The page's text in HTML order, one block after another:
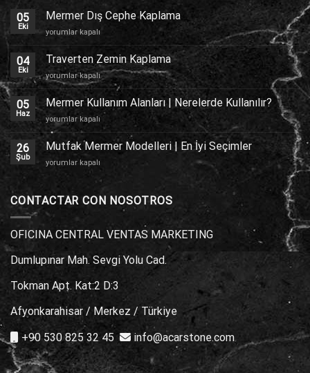
05
Eki
Mermer Dış Cephe Kaplama
Mermer
Dış
Cephe
Kaplama
için
yorumlar kapalı
04
Eki
Traverten Zemin Kaplama
Traverten
Zemin
Kaplama
için
yorumlar kapalı
05
Haz
Mermer Kullanım Alanları | Nerelerde Kullanılır?
Mermer
Kullanım
Alanları
Nerelerde
yorumlar kapalı
26
Şub
Mutfak Mermer Modelleri | En İyi Seçimler
Mutfak
Mermer
|
Seçimler
yorumlar kapalı
CONTACTAR CON NOSOTROS
OFICINA CENTRAL VENTAS MARKETING
Dumlupınar Mah. Sevgi Yolu Cad.
Tokman Apt. Kat:2 D:3
Afyonkarahisar / Merkez / Türkiye
+90 530 825 32 45
info@acarstone.com